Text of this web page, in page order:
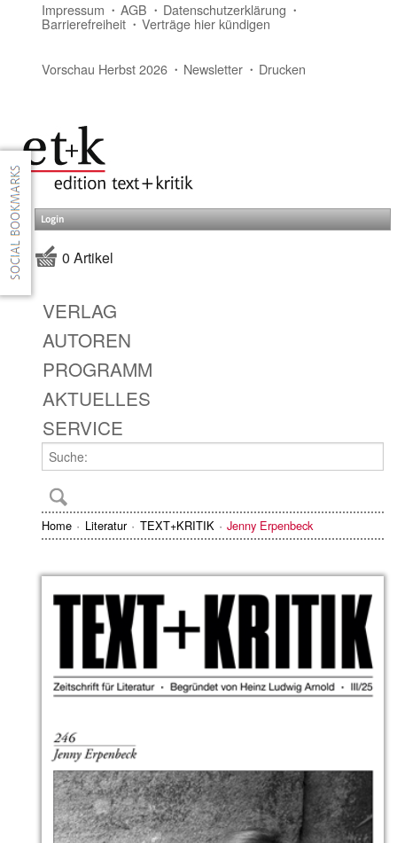
Impressum AGB Datenschutzerklärung
Barrierefreiheit Verträge hier kündigen
Vorschau Herbst 2026 Newsletter Drucken
Login
0 Artikel
VERLAG
AUTOREN
PROGRAMM
AKTUELLES
SERVICE
Home Literatur TEXT+KRITIK Jenny Erpenbeck